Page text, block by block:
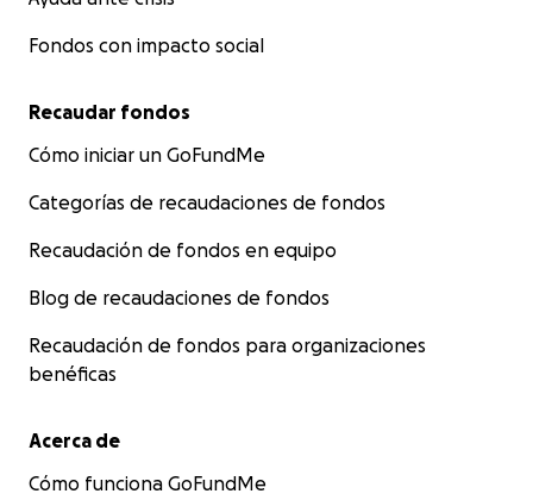
Fondos con impacto social
Recaudar fondos
Cómo iniciar un GoFundMe
Categorías de recaudaciones de fondos
Recaudación de fondos en equipo
Blog de recaudaciones de fondos
Recaudación de fondos para organizaciones
benéficas
Acerca de
Cómo funciona GoFundMe